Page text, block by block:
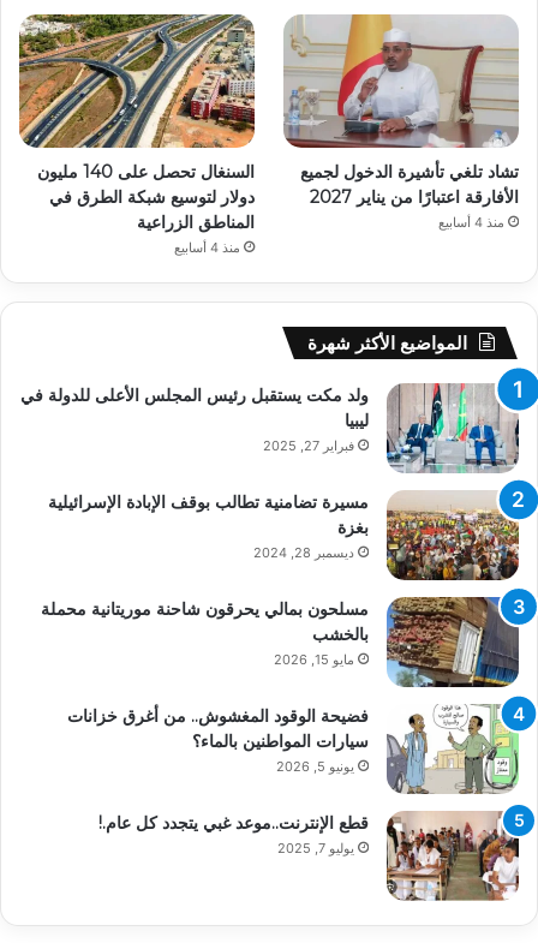
تشاد تلغي تأشيرة الدخول لجميع
الأفارقة اعتبارًا من يناير 2027
منذ 4 أسابيع
السنغال تحصل على 140 مليون
دولار لتوسيع شبكة الطرق في
المناطق الزراعية
منذ 4 أسابيع
المواضيع الأكثر شهرة
ولد مكت يستقبل رئيس المجلس الأعلى للدولة في
ليبيا
فبراير 27, 2025
مسيرة تضامنية تطالب بوقف الإبادة الإسرائيلية
بغزة
ديسمبر 28, 2024
مسلحون بمالي يحرقون شاحنة موريتانية محملة
بالخشب
مايو 15, 2026
فضيحة الوقود المغشوش.. من أغرق خزانات
سيارات المواطنين بالماء؟
يونيو 5, 2026
قطع الإنترنت..موعد غبي يتجدد كل عام.!
يوليو 7, 2025